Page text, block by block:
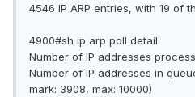
4546 IP ARP entries, with 19 of
4900#sh ip arp poll detail
Number of IP addresses
Number of IP addresses in
mark: 3908, max: 10000)